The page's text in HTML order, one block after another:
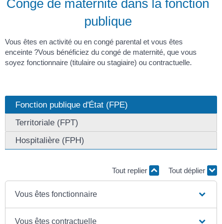
Congé de maternité dans la fonction
publique
Vous êtes en activité ou en congé parental et vous êtes
enceinte ?Vous bénéficiez du congé de maternité, que vous
soyez fonctionnaire (titulaire ou stagiaire) ou contractuelle.
Fonction publique d'État (FPE)
Territoriale (FPT)
Hospitalière (FPH)
Tout replier Tout déplier
Vous êtes fonctionnaire
Vous êtes contractuelle